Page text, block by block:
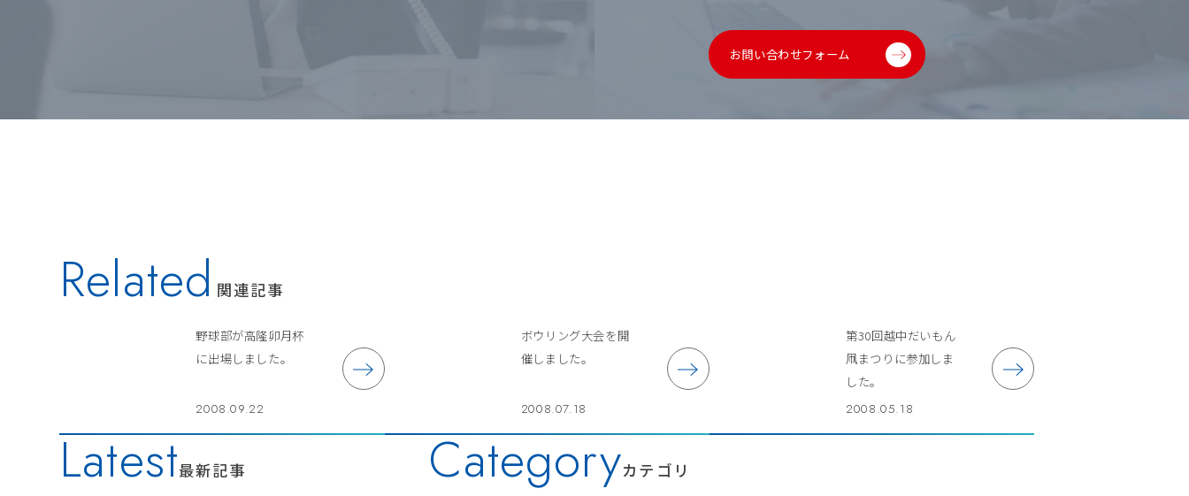
お問い合わせフォーム
Related 関連記事
野球部が高隆卯月杯
に出場しました。
2008.09.22
ボウリング大会を開
催しました。
2008.07.18
第30回越中だいもん
凧まつりに参加しま
した。
2008.05.18
Latest最新記事 Categoryカテゴリ